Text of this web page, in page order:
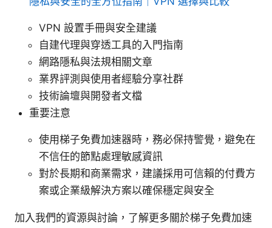
VPN 設置手冊與安全建議
自建代理與穿透工具的入門指南
網路隱私與法規相關文章
業界評測與使用者經驗分享社群
技術論壇與開發者文檔
重要注意
使用梯子免費加速器時，務必保持警覺，避免在
不信任的節點處理敏感資訊
對於長期和商業需求，建議採用可信賴的付費方
案或企業級解決方案以確保穩定與安全
加入我們的資源與討論，了解更多關於梯子免費加速